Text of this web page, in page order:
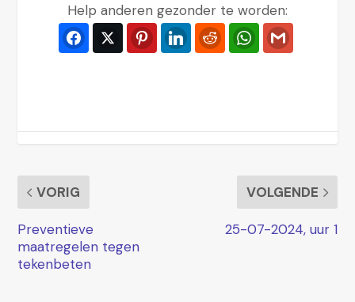
Help anderen gezonder te worden:
FacebookTwitter PinterestLinkedIn Reddit WhatsApp
VORIG
Preventieve
maatregelen tegen
tekenbeten
VOLGENDE
25-07-2024, uur 1